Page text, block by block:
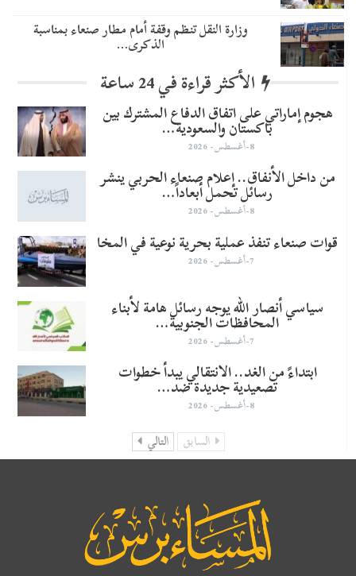
وزارة النقل تنظم وقفة أمام مطار صنعاء بمناسبة
الذكرى…
الأكثر قراءة في 24 ساعة
هجوم إماراتي على اتفاق الدفاع المشترك بين
باكستان والسعودية…
8-أغسطس- 2026
من داخل الأنفاق.. إعلام صنعاء الحربي ينشر
رسائل تحمل أبعاداً…
8-أغسطس- 2026
قوات صنعاء تنفذ عملية بحرية نوعية في المخا
7-أغسطس- 2026
سياسي أنصار الله يوجه رسائل هامة لأبناء
المحافظات الجنوبية…
7-أغسطس- 2026
​ابتداءً من الغد.. الانتقالي يبدأ خطوات
تصعيدية جديدة ضد…
8-أغسطس- 2026
السابق التالي